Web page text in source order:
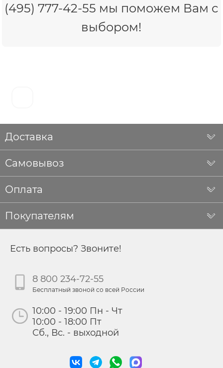
(495) 777-42-55 мы поможем Вам с
выбором!
Доставка
Самовывоз
Оплата
Покупателям
Есть вопросы? Звоните!
8 800 234-72-55
Бесплатный звоной со всей России
10:00 - 19:00 Пн - Чт
10:00 - 18:00 Пт
Сб., Вс. - выходной